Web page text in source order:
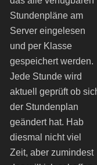
Stundenpläne am
Server eingelesen
und per Klasse
gespeichert werden.
Jede Stunde wird
aktuell geprüft ob
der Stundenplan
geändert hat. Hab
diesmal nicht viel
Zeit, aber zumindest